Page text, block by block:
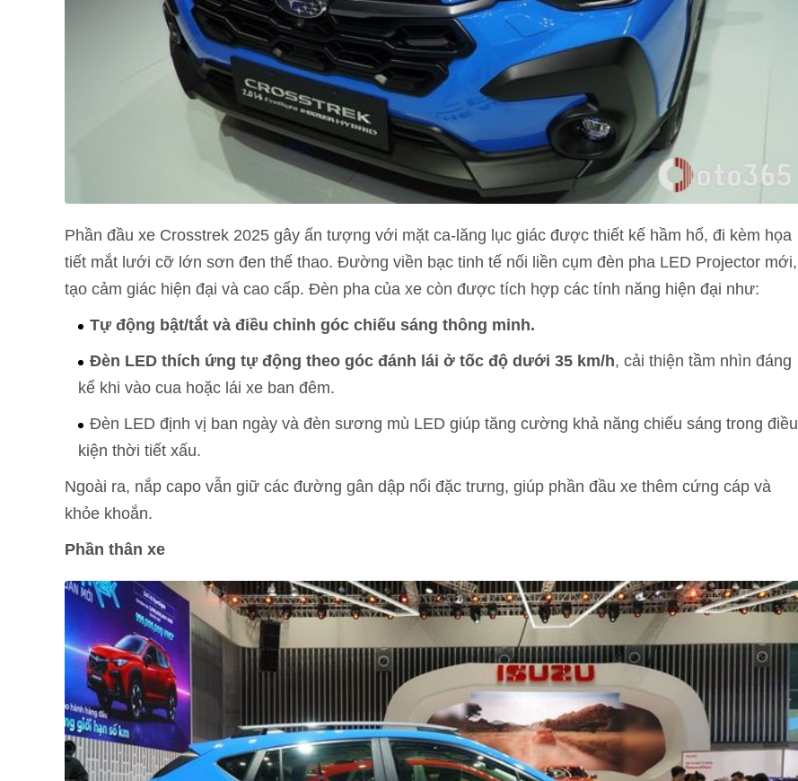
Phần đầu xe Crosstrek 2025 gây ấn tượng với mặt ca-lăng lục giác được thiết kế hầm hố, đi kèm họa
tiết mắt lưới cỡ lớn sơn đen thể thao. Đường viền bạc tinh tế nối liền cụm đèn pha LED Projector mới,
tạo cảm giác hiện đại và cao cấp. Đèn pha của xe còn được tích hợp các tính năng hiện đại như:
Tự động bật/tắt và điều chỉnh góc chiếu sáng thông minh.
Đèn LED thích ứng tự động theo góc đánh lái ở tốc độ dưới 35 km/h, cải thiện tầm nhìn đáng
kể khi vào cua hoặc lái xe ban đêm.
Đèn LED định vị ban ngày và đèn sương mù LED giúp tăng cường khả năng chiếu sáng trong điều
kiện thời tiết xấu.
Ngoài ra, nắp capo vẫn giữ các đường gân dập nổi đặc trưng, giúp phần đầu xe thêm cứng cáp và
khỏe khoắn.
Phần thân xe